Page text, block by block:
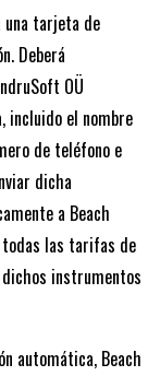
una tarjeta de
Deberá
OÜ
incluido el nombre
de teléfono e
dicha
a Beach
todas las tarifas de
instrumentos
automática, Beach